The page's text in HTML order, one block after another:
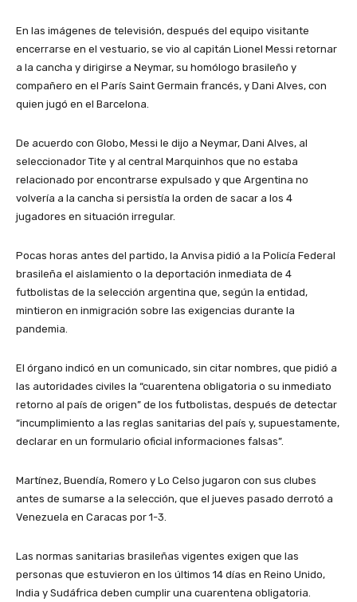
En las imágenes de televisión, después del equipo visitante
encerrarse en el vestuario, se vio al capitán Lionel Messi retornar
a la cancha y dirigirse a Neymar, su homólogo brasileño y
compañero en el París Saint Germain francés, y Dani Alves, con
quien jugó en el Barcelona.
De acuerdo con Globo, Messi le dijo a Neymar, Dani Alves, al
seleccionador Tite y al central Marquinhos que no estaba
relacionado por encontrarse expulsado y que Argentina no
volvería a la cancha si persistía la orden de sacar a los 4
jugadores en situación irregular.
Pocas horas antes del partido, la Anvisa pidió a la Policía Federal
brasileña el aislamiento o la deportación inmediata de 4
futbolistas de la selección argentina que, según la entidad,
mintieron en inmigración sobre las exigencias durante la
pandemia.
El órgano indicó en un comunicado, sin citar nombres, que pidió a
las autoridades civiles la “cuarentena obligatoria o su inmediato
retorno al país de origen” de los futbolistas, después de detectar
“incumplimiento a las reglas sanitarias del país y, supuestamente,
declarar en un formulario oficial informaciones falsas”.
Martínez, Buendía, Romero y Lo Celso jugaron con sus clubes
antes de sumarse a la selección, que el jueves pasado derrotó a
Venezuela en Caracas por 1-3.
Las normas sanitarias brasileñas vigentes exigen que las
personas que estuvieron en los últimos 14 días en Reino Unido,
India y Sudáfrica deben cumplir una cuarentena obligatoria.